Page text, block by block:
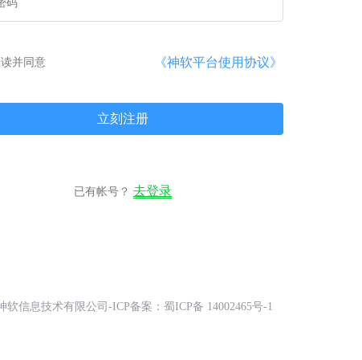
并同意 《神软平台使用协议》
立刻注册
已有帐号？ 去登录
软信息技术有限公司-ICP备案：蜀ICP备 14002465号-1